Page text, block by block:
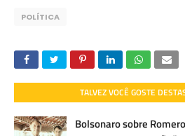
POLÍTICA
TALVEZ VOCÊ GOSTE
Bolsonaro sobre